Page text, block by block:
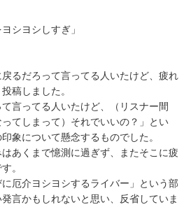
シヨシしすぎ」
るだろって言ってる人いたけど、疲れ
稿しました。
言ってる人いたけど、（リスナー間
てしまって）それでいいの？」とい
象について懸念するものでした。
あくまで憶測に過ぎず、またそこに疲
。
厄介ヨシヨシするライバー」という部
言かもしれないと思い、反省していま